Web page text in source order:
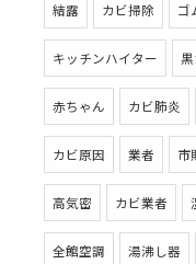
結露 カビ掃除 ゴ
キッチンハイター
赤ちゃん カビ肺炎
カビ原因 業者 市
高気密 カビ業者
全館空調 湯沸し器